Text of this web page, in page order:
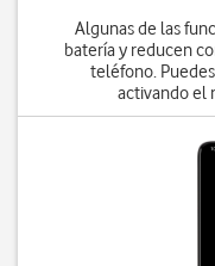
Algunas de las
batería y reducen
teléfono.
activando el